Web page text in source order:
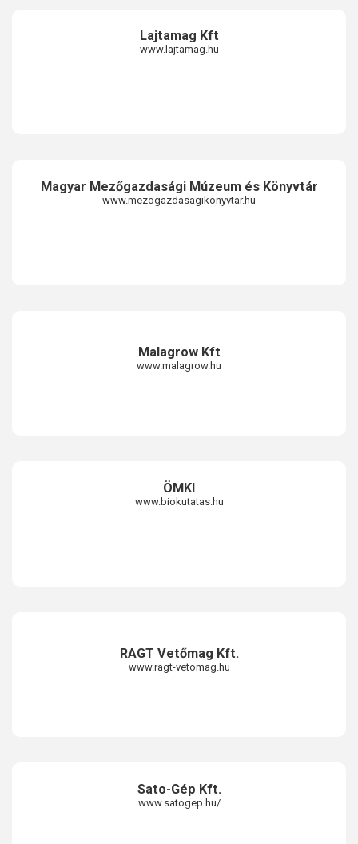
Lajtamag Kft
www.lajtamag.hu
Magyar Mezőgazdasági Múzeum és Könyvtár
www.mezogazdasagikonyvtar.hu
Malagrow Kft
www.malagrow.hu
ÖMKI
www.biokutatas.hu
RAGT Vetőmag Kft.
www.ragt-vetomag.hu
Sato-Gép Kft.
www.satogep.hu/